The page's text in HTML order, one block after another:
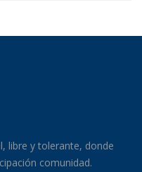
libre y tolerante, donde
comunidad.